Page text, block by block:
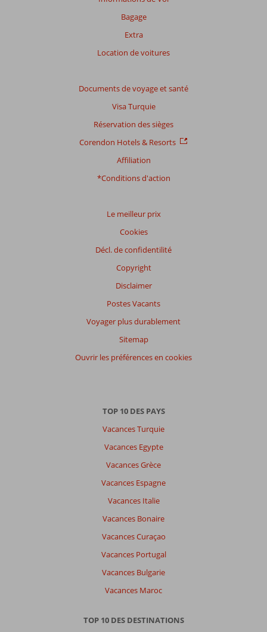
Bagage
Extra
Location de voitures
Documents de voyage et santé
Visa Turquie
Réservation des sièges
Corendon Hotels & Resorts
Affiliation
*Conditions d'action
Le meilleur prix
Cookies
Décl. de confidentilité
Copyright
Disclaimer
Postes Vacants
Voyager plus durablement
Sitemap
Ouvrir les préférences en cookies
TOP 10 DES PAYS
Vacances Turquie
Vacances Egypte
Vacances Grèce
Vacances Espagne
Vacances Italie
Vacances Bonaire
Vacances Curaçao
Vacances Portugal
Vacances Bulgarie
Vacances Maroc
TOP 10 DES DESTINATIONS